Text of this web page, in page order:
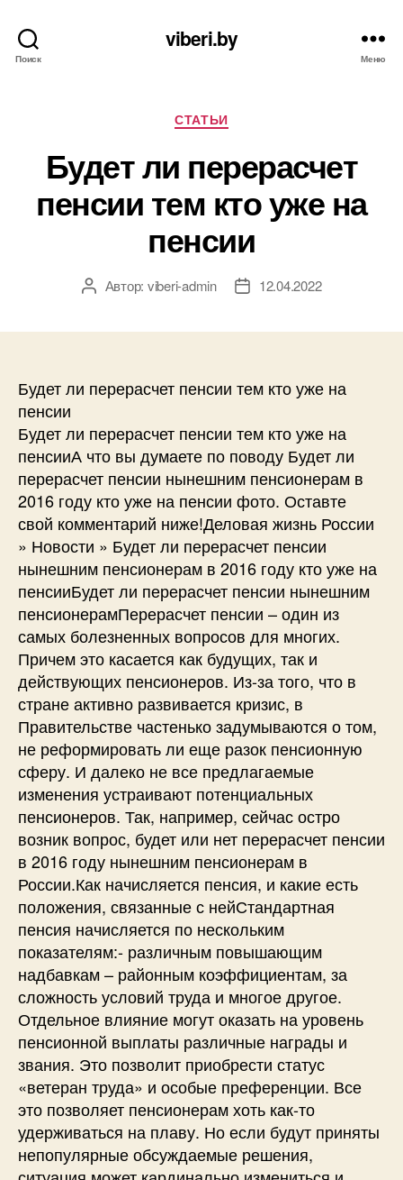
Поиск
viberi.by
Меню
Рубрики
СТАТЬИ
Будет ли перерасчет
пенсии тем кто уже на
пенсии
АвторАвтор: viberi-admin
Дата12.04.2022
Будет ли перерасчет пенсии тем кто уже на
пенсии
Будет ли перерасчет пенсии тем кто уже на
пенсииА что вы думаете по поводу Будет ли
перерасчет пенсии нынешним пенсионерам в
2016 году кто уже на пенсии фото. Оставте
свой комментарий ниже!Деловая жизнь России
» Новости » Будет ли перерасчет пенсии
нынешним пенсионерам в 2016 году кто уже на
пенсииБудет ли перерасчет пенсии нынешним
пенсионерамПерерасчет пенсии – один из
самых болезненных вопросов для многих.
Причем это касается как будущих, так и
действующих пенсионеров. Из-за того, что в
стране активно развивается кризис, в
Правительстве частенько задумываются о том,
не реформировать ли еще разок пенсионную
сферу. И далеко не все предлагаемые
изменения устраивают потенциальных
пенсионеров. Так, например, сейчас остро
возник вопрос, будет или нет перерасчет пенсии
в 2016 году нынешним пенсионерам в
России.Как начисляется пенсия, и какие есть
положения, связанные с нейСтандартная
пенсия начисляется по нескольким
показателям:- различным повышающим
надбавкам – районным коэффициентам, за
сложность условий труда и многое другое.
Отдельное влияние могут оказать на уровень
пенсионной выплаты различные награды и
звания. Это позволит приобрести статус
«ветеран труда» и особые преференции. Все
это позволяет пенсионерам хоть как-то
удерживаться на плаву. Но если будут приняты
непопулярные обсуждаемые решения,